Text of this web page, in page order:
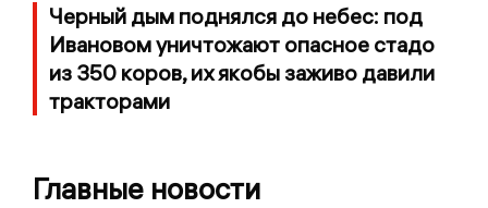
Черный дым поднялся до небес: под
Ивановом уничтожают опасное стадо
из 350 коров, их якобы заживо давили
тракторами
Главные новости